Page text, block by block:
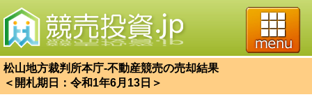
松山地方裁判所本庁-不動産競売の売却結果
＜開札期日：令和1年6月13日＞